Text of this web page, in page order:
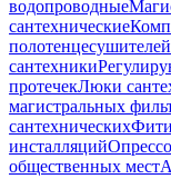
водопроводные
сантехнические
полотенцесушителей
сантехники
протечекЛюки
магистральных
сантехнических
инсталляций
общественных мест